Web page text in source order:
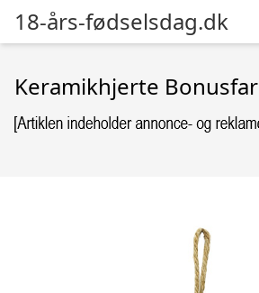
18-års-fødselsdag.dk
Keramikhjerte Bonusfar